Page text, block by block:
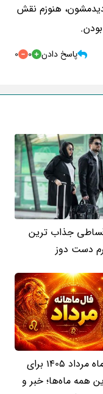
هنوزم نقش
پاسخ دادن 0
0
جذاب ترین
دست دوز
فال ماه مرداد 1405 برای
همه ماه‌ها؛ خبر و